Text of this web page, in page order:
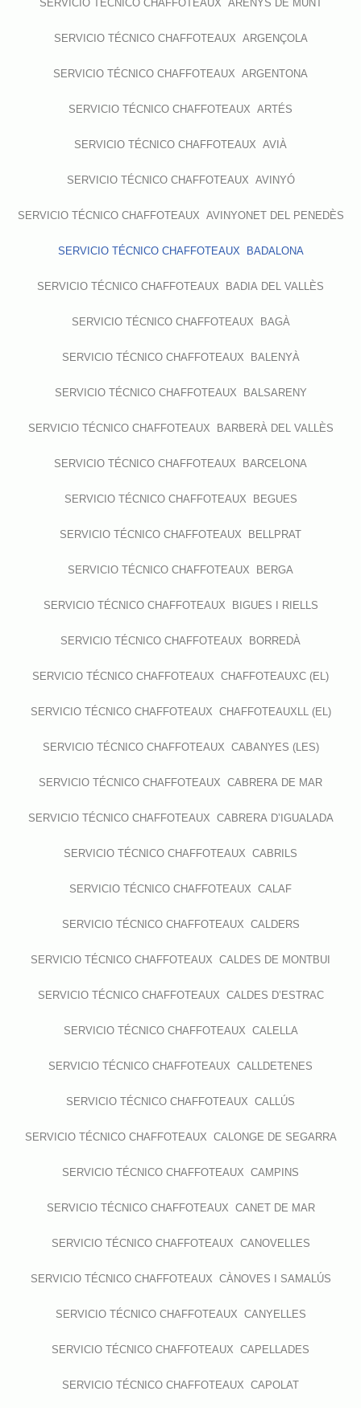
SERVICIO TÉCNICO CHAFFOTEAUX ARENYS DE MUNT
SERVICIO TÉCNICO CHAFFOTEAUX ARGENÇOLA
SERVICIO TÉCNICO CHAFFOTEAUX ARGENTONA
SERVICIO TÉCNICO CHAFFOTEAUX ARTÉS
SERVICIO TÉCNICO CHAFFOTEAUX AVIÀ
SERVICIO TÉCNICO CHAFFOTEAUX AVINYÓ
SERVICIO TÉCNICO CHAFFOTEAUX AVINYONET DEL PENEDÈS
SERVICIO TÉCNICO CHAFFOTEAUX BADALONA
SERVICIO TÉCNICO CHAFFOTEAUX BADIA DEL VALLÈS
SERVICIO TÉCNICO CHAFFOTEAUX BAGÀ
SERVICIO TÉCNICO CHAFFOTEAUX BALENYÀ
SERVICIO TÉCNICO CHAFFOTEAUX BALSARENY
SERVICIO TÉCNICO CHAFFOTEAUX BARBERÀ DEL VALLÈS
SERVICIO TÉCNICO CHAFFOTEAUX BARCELONA
SERVICIO TÉCNICO CHAFFOTEAUX BEGUES
SERVICIO TÉCNICO CHAFFOTEAUX BELLPRAT
SERVICIO TÉCNICO CHAFFOTEAUX BERGA
SERVICIO TÉCNICO CHAFFOTEAUX BIGUES I RIELLS
SERVICIO TÉCNICO CHAFFOTEAUX BORREDÀ
SERVICIO TÉCNICO CHAFFOTEAUX CHAFFOTEAUXC (EL)
SERVICIO TÉCNICO CHAFFOTEAUX CHAFFOTEAUXLL (EL)
SERVICIO TÉCNICO CHAFFOTEAUX CABANYES (LES)
SERVICIO TÉCNICO CHAFFOTEAUX CABRERA DE MAR
SERVICIO TÉCNICO CHAFFOTEAUX CABRERA D’IGUALADA
SERVICIO TÉCNICO CHAFFOTEAUX CABRILS
SERVICIO TÉCNICO CHAFFOTEAUX CALAF
SERVICIO TÉCNICO CHAFFOTEAUX CALDERS
SERVICIO TÉCNICO CHAFFOTEAUX CALDES DE MONTBUI
SERVICIO TÉCNICO CHAFFOTEAUX CALDES D’ESTRAC
SERVICIO TÉCNICO CHAFFOTEAUX CALELLA
SERVICIO TÉCNICO CHAFFOTEAUX CALLDETENES
SERVICIO TÉCNICO CHAFFOTEAUX CALLÚS
SERVICIO TÉCNICO CHAFFOTEAUX CALONGE DE SEGARRA
SERVICIO TÉCNICO CHAFFOTEAUX CAMPINS
SERVICIO TÉCNICO CHAFFOTEAUX CANET DE MAR
SERVICIO TÉCNICO CHAFFOTEAUX CANOVELLES
SERVICIO TÉCNICO CHAFFOTEAUX CÀNOVES I SAMALÚS
SERVICIO TÉCNICO CHAFFOTEAUX CANYELLES
SERVICIO TÉCNICO CHAFFOTEAUX CAPELLADES
SERVICIO TÉCNICO CHAFFOTEAUX CAPOLAT